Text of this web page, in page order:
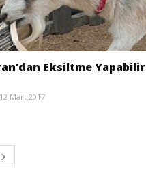
Eksiltme Yapabilir
12 Mart 2017